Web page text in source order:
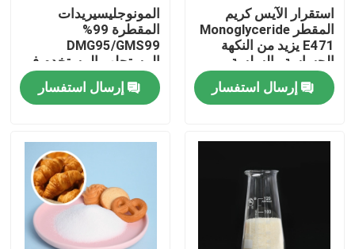
جولة في المعمل
رقابة جودة
اتصل بنا
اطلب اقتباس
استقرار الآيس كريم
المقطر Monoglyceride
E471 يزيد من النكهة
الحساسة والسلسة
إرسال استفسار
المونوجليسيريدات
المقطرة 99%
DMG95/GMS99
المستحلب المستخدم في
صناعة الخبز
إرسال استفسار